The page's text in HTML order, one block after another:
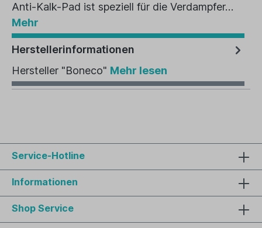
Anti-Kalk-Pad ist speziell für die Verdampfer…
Mehr
Herstellerinformationen
Hersteller "Boneco" Mehr lesen
Service-Hotline
Informationen
Shop Service